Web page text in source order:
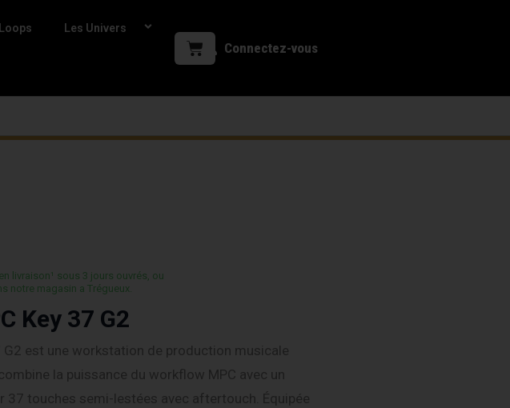
Les Univers
Connectez-vous
livraison¹ sous 3 jours ouvrés, ou
notre magasin a Trégueux.
Key 37 G2
G2 est une workstation de production musicale
la puissance du workflow MPC avec un
37 touches semi-lestées avec aftertouch. Équipée